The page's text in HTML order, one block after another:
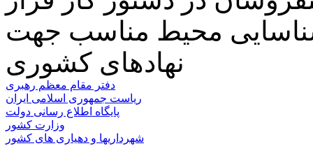
نهادهای کشوری
دفتر مقام معظم رهبری
ریاست جمهوری اسلامی ایران
پایگاه اطلاع رسانی دولت
وزارت کشور
شهرداریها و دهیاری های کشور